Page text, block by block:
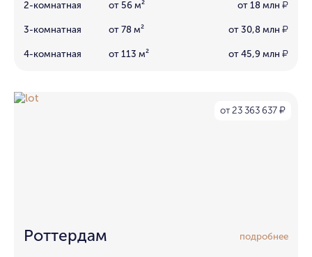
2-комнатная от 56 м² от 18 млн ₽
3-комнатная от 78 м² от 30,8 млн ₽
4-комнатная от 113 м² от 45,9 млн ₽
от 23 363 637 ₽
Роттердам подробнее